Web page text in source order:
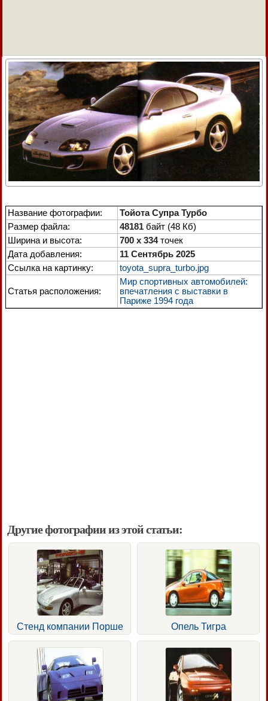
Название фотографии:
Тойота Супра Турбо
Размер файла:
48181 байт (48 Кб)
Ширина и высота:
700 x 334точек
Дата добавления:
11 Сентябрь 2025
Ссылка на картинку:
toyota_supra_turbo.jpg
Статья расположения:
Мир спортивных автомобилей:
впечатления с выставки в
Париже 1994 года
Другие фотографии из этой статьи:
Стенд компании Порше Опель Тигра